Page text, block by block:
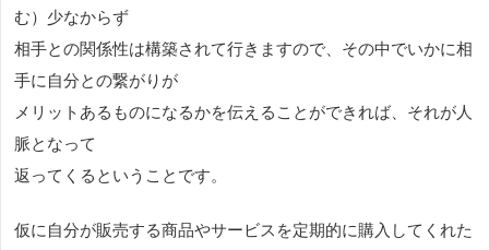
む）少なからず
相手との関係性は構築されて行きますので、その中でいかに相
手に自分との繋がりが
メリットあるものになるかを伝えることができれば、それが人
脈となって
返ってくるということです。
仮に自分が販売する商品やサービスを定期的に購入してくれた